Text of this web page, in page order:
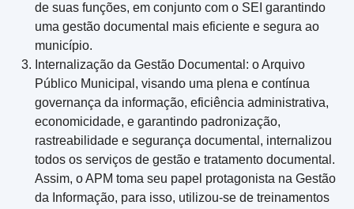
de suas funções, em conjunto com o SEI garantindo
uma gestão documental mais eficiente e segura ao
município.
Internalização da Gestão Documental: o Arquivo
Público Municipal, visando uma plena e contínua
governança da informação, eficiência administrativa,
economicidade, e garantindo padronização,
rastreabilidade e segurança documental, internalizou
todos os serviços de gestão e tratamento documental.
Assim, o APM toma seu papel protagonista na Gestão
da Informação, para isso, utilizou-se de treinamentos